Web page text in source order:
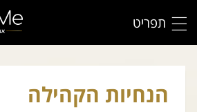
תפריט
הנחיות הקהילה